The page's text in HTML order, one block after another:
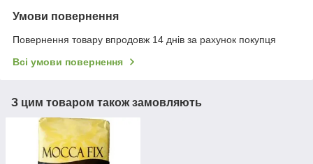
Умови повернення
Повернення товару впродовж 14 днів за рахунок покупця
Всі умови повернення
З цим товаром також замовляють